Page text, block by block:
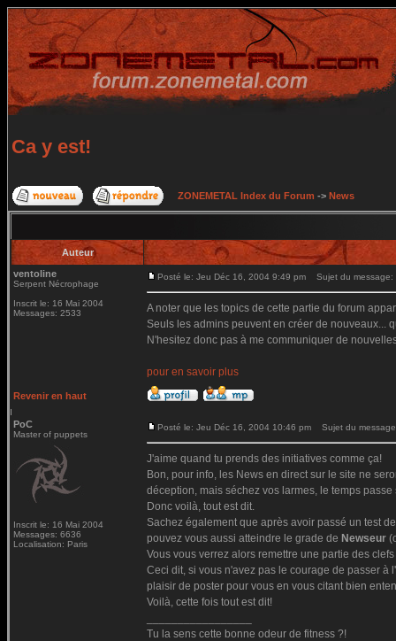
Ca y est!
ZONEMETAL Index du Forum -> News
Auteur
ventoline
Serpent Nécrophage
Inscrit le: 16 Mai 2004
Messages: 2533
Posté le: Jeu Déc 16, 2004 9:49 pm Sujet du message:
A noter que les topics de cette partie du forum
Seuls les admins peuvent en créer de nouveaux...
N'hesitez donc pas à me communiquer de
pour en savoir plus
Revenir en haut
PoC
Master of puppets
Inscrit le: 16 Mai 2004
Messages: 6636
Localisation: Paris
Posté le: Jeu Déc 16, 2004 10:46 pm Sujet du
J'aime quand tu prends des initiatives comme ça!
Bon, pour info, les News en direct sur le site ne
déception, mais séchez vos larmes, le temps passe
Donc voilà, tout est dit.
Sachez également que après avoir passé un test
pouvez vous aussi atteindre le grade de Newseur
Vous vous verrez alors remettre une partie des
Ceci dit, si vous n'avez pas le courage de passer
plaisir de poster pour vous en vous citant bien
Voilà, cette fois tout est dit!
Tu la sens cette bonne odeur de fitness ?!